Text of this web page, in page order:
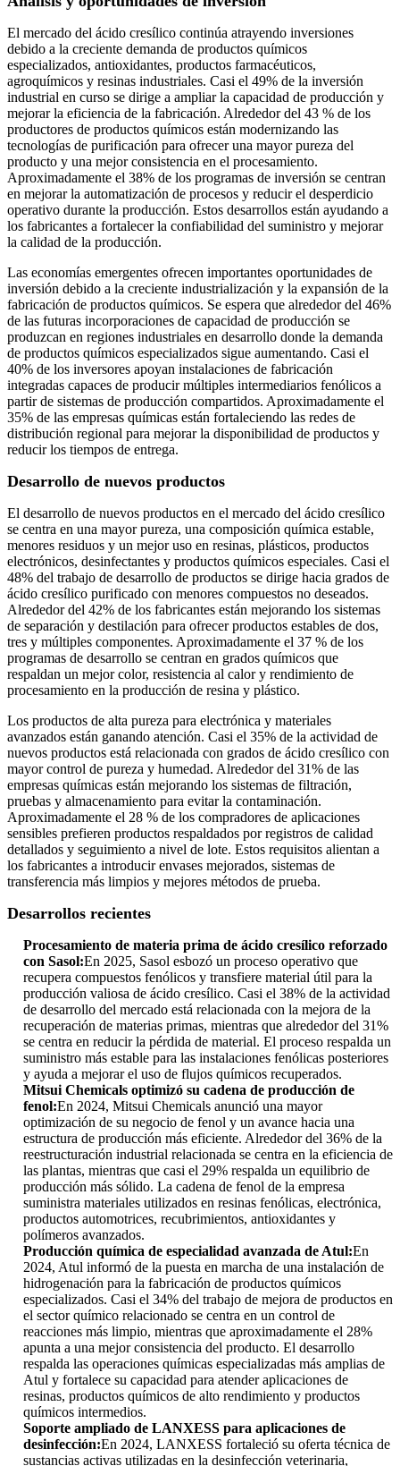
El mercado del ácido cresílico continúa atrayendo inversiones
debido a la creciente demanda de productos químicos
especializados, antioxidantes, productos farmacéuticos,
agroquímicos y resinas industriales. Casi el 49% de la inversión
industrial en curso se dirige a ampliar la capacidad de producción y
mejorar la eficiencia de la fabricación. Alrededor del 43 % de los
productores de productos químicos están modernizando las
tecnologías de purificación para ofrecer una mayor pureza del
producto y una mejor consistencia en el procesamiento.
Aproximadamente el 38% de los programas de inversión se centran
en mejorar la automatización de procesos y reducir el desperdicio
operativo durante la producción. Estos desarrollos están ayudando a
los fabricantes a fortalecer la confiabilidad del suministro y mejorar
la calidad de la producción.
Las economías emergentes ofrecen importantes oportunidades de
inversión debido a la creciente industrialización y la expansión de la
fabricación de productos químicos. Se espera que alrededor del 46%
de las futuras incorporaciones de capacidad de producción se
produzcan en regiones industriales en desarrollo donde la demanda
de productos químicos especializados sigue aumentando. Casi el
40% de los inversores apoyan instalaciones de fabricación
integradas capaces de producir múltiples intermediarios fenólicos a
partir de sistemas de producción compartidos. Aproximadamente el
35% de las empresas químicas están fortaleciendo las redes de
distribución regional para mejorar la disponibilidad de productos y
reducir los tiempos de entrega.
Desarrollo de nuevos productos
El desarrollo de nuevos productos en el mercado del ácido cresílico
se centra en una mayor pureza, una composición química estable,
menores residuos y un mejor uso en resinas, plásticos, productos
electrónicos, desinfectantes y productos químicos especiales. Casi el
48% del trabajo de desarrollo de productos se dirige hacia grados de
ácido cresílico purificado con menores compuestos no deseados.
Alrededor del 42% de los fabricantes están mejorando los sistemas
de separación y destilación para ofrecer productos estables de dos,
tres y múltiples componentes. Aproximadamente el 37 % de los
programas de desarrollo se centran en grados químicos que
respaldan un mejor color, resistencia al calor y rendimiento de
procesamiento en la producción de resina y plástico.
Los productos de alta pureza para electrónica y materiales
avanzados están ganando atención. Casi el 35% de la actividad de
nuevos productos está relacionada con grados de ácido cresílico con
mayor control de pureza y humedad. Alrededor del 31% de las
empresas químicas están mejorando los sistemas de filtración,
pruebas y almacenamiento para evitar la contaminación.
Aproximadamente el 28 % de los compradores de aplicaciones
sensibles prefieren productos respaldados por registros de calidad
detallados y seguimiento a nivel de lote. Estos requisitos alientan a
los fabricantes a introducir envases mejorados, sistemas de
transferencia más limpios y mejores métodos de prueba.
Desarrollos recientes
Procesamiento de materia prima de ácido cresílico reforzado
con Sasol:En 2025, Sasol esbozó un proceso operativo que
recupera compuestos fenólicos y transfiere material útil para la
producción valiosa de ácido cresílico. Casi el 38% de la actividad
de desarrollo del mercado está relacionada con la mejora de la
recuperación de materias primas, mientras que alrededor del 31%
se centra en reducir la pérdida de material. El proceso respalda un
suministro más estable para las instalaciones fenólicas posteriores
y ayuda a mejorar el uso de flujos químicos recuperados.
Mitsui Chemicals optimizó su cadena de producción de
fenol:En 2024, Mitsui Chemicals anunció una mayor
optimización de su negocio de fenol y un avance hacia una
estructura de producción más eficiente. Alrededor del 36% de la
reestructuración industrial relacionada se centra en la eficiencia de
las plantas, mientras que casi el 29% respalda un equilibrio de
producción más sólido. La cadena de fenol de la empresa
suministra materiales utilizados en resinas fenólicas, electrónica,
productos automotrices, recubrimientos, antioxidantes y
polímeros avanzados.
Producción química de especialidad avanzada de Atul:En
2024, Atul informó de la puesta en marcha de una instalación de
hidrogenación para la fabricación de productos químicos
especializados. Casi el 34% del trabajo de mejora de productos en
el sector químico relacionado se centra en un control de
reacciones más limpio, mientras que aproximadamente el 28%
apunta a una mejor consistencia del producto. El desarrollo
respalda las operaciones químicas especializadas más amplias de
Atul y fortalece su capacidad para atender aplicaciones de
resinas, productos químicos de alto rendimiento y productos
químicos intermedios.
Soporte ampliado de LANXESS para aplicaciones de
desinfección:En 2024, LANXESS fortaleció su oferta técnica de
sustancias activas utilizadas en la desinfección veterinaria,